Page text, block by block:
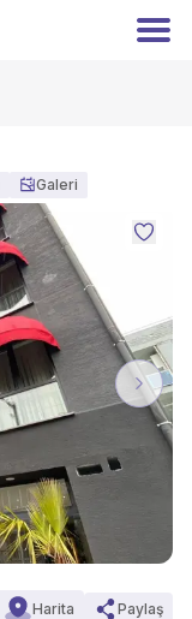
Galeri
Next
Harita Paylaş